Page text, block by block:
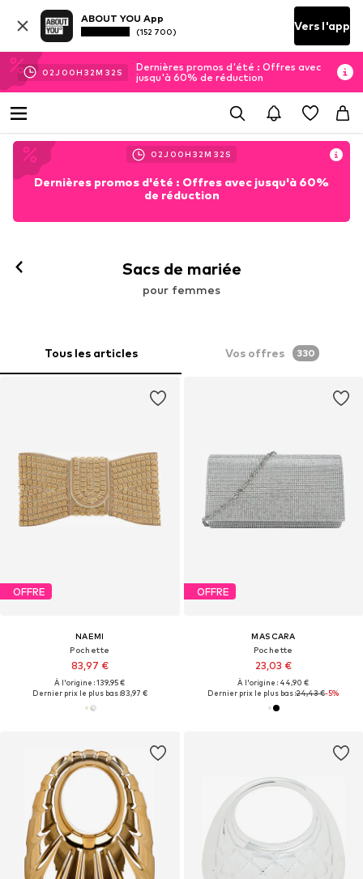
ABOUT YOU App
(152 700) Vers l'app
02J 00H 32M 29 S
Dernières promos d'été : Offres avec
jusqu'à 60% de réduction
02J 00H 32M 29 S
Dernières promos d'été : Offres avec jusqu'à 60%
de réduction
Sacs de mariée
pour femmes
Tous les articles Vos offres 330
OFFRE
NAEMI
Pochette
83,97 €
À l'origine : 139,95 €
Dernier prix le plus bas :83,97 €
OFFRE
MASCARA
Pochette
23,03 €
À l'origine : 44,90 €
Dernier prix le plus bas :24,43 €-5%